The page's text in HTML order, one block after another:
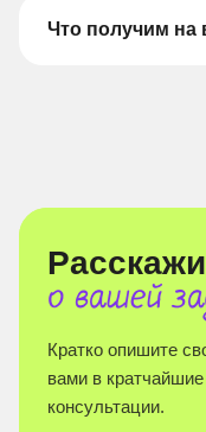
Что получим на
о вашей
Кратко опишите
вами в
консультации.